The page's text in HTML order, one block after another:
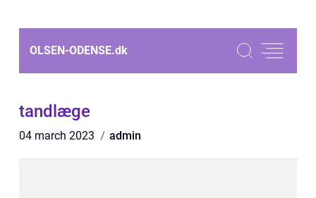
OLSEN-ODENSE.dk
tandlæge
04 march 2023 admin